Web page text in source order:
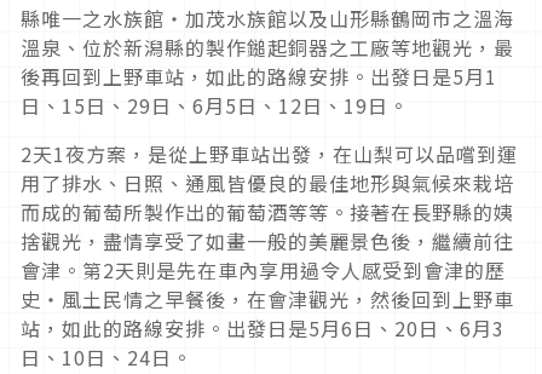
縣唯一之水族館・加茂水族館以及山形縣鶴岡市之溫海
溫泉、位於新潟縣的製作鎚起銅器之工廠等地觀光，最
後再回到上野車站，如此的路線安排。出發日是5月1
日、15日、29日、6月5日、12日、19日。
2天1夜方案，是從上野車站出發，在山梨可以品嚐到運
用了排水、日照、通風皆優良的最佳地形與氣候來栽培
而成的葡萄所製作出的葡萄酒等等。接著在長野縣的姨
捨觀光，盡情享受了如畫一般的美麗景色後，繼續前往
會津。第2天則是先在車內享用過令人感受到會津的歷
史・風土民情之早餐後，在會津觀光，然後回到上野車
站，如此的路線安排。出發日是5月6日、20日、6月3
日、10日、24日。